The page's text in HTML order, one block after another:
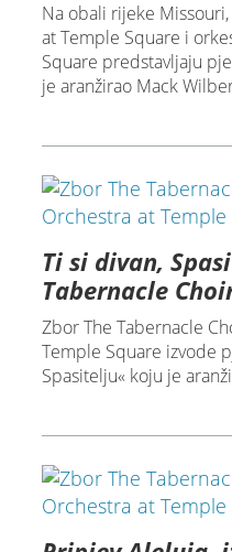
Na obali rijeke
at Temple Square i
Square predstavljaju
je aranžirao Mack
Ti si divan,
Tabernacle
Zbor The Tabernacle
Temple Square izvode
Spasitelju« koju je